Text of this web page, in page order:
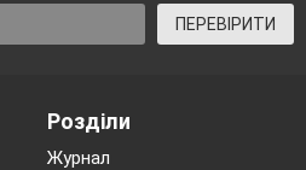
ПЕРЕВІРИТИ
Розділи
Журнал